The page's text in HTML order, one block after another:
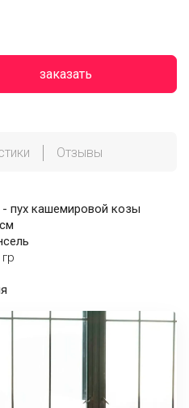
заказать
Отзывы
пух кашемировой козы